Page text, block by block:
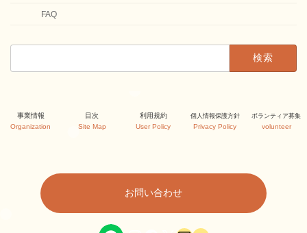
FAQ
検
事業情報
Organization
目次
Site Map
ク
利用規約
User Policy
カ
ラ
ク
個人情報保護方針
Privacy Policy
カ
ク
ボランティア募集
volunteer
お問い合わせ